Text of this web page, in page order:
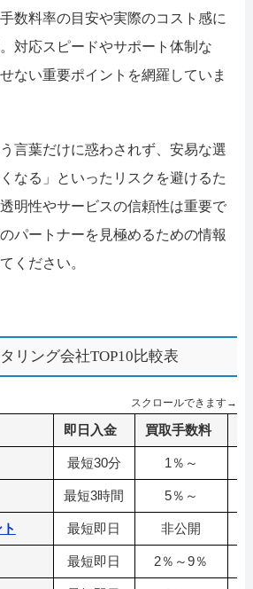
手数料率の目安や実際のコスト感に
対応スピードやサポート体制な
ない重要ポイントを網羅していま
言葉だけに惑わされず、安易な選
なる」といったリスクを避けるた
明性やサービスの信頼性は重要で
パートナーを見極めるための情報
ください。
リング会社TOP10比較表
スクロールできます→
即日入金 買取手数料
最短30分 1％～
最短3時間 5％～
最短即日 非公開
最短即日 2％～9％